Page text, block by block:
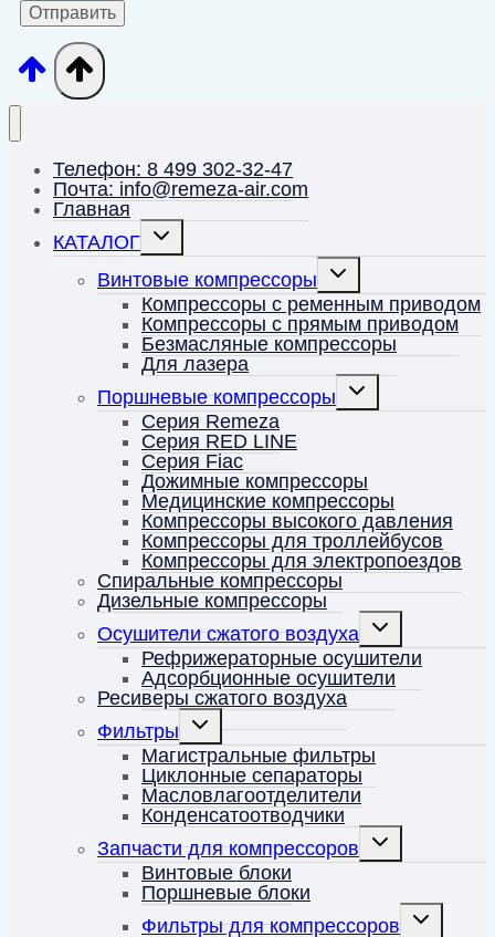
Телефон: 8 499 302-32-47
Почта: info@remeza-air.com
Главная
КАТАЛОГ
Переключить
Винтовые компрессоры
Переключить
меню
Компрессоры с ременным приводом
Компрессоры с прямым приводом
Безмасляные компрессоры
Для лазера
Поршневые компрессоры
Переключить
Серия Remeza
Серия RED LINE
Серия Fiac
Дожимные компрессоры
Медицинские компрессоры
Компрессоры высокого давления
Компрессоры для троллейбусов
Компрессоры для электропоездов
Спиральные компрессоры
Дизельные компрессоры
Осушители сжатого воздуха
Переключить
меню
Рефрижераторные осушители
Адсорбционные осушители
Ресиверы сжатого воздуха
Фильтры
Переключить
дочернее
меню
Магистральные фильтры
Циклонные сепараторы
Масловлагоотделители
Конденсатоотводчики
Запчасти для компрессоров
Переключить
Винтовые блоки
Поршневые блоки
Фильтры для компрессоров
Переключить